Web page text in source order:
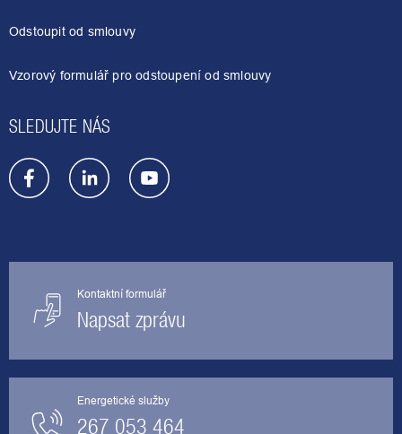
Odstoupit od smlouvy
Vzorový formulář pro odstoupení od smlouvy
SLEDUJTE NÁS
Kontaktní formulář
Napsat zprávu
Energetické služby
267 053 464